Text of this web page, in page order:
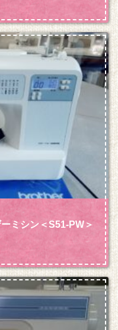
ミシン＜S51-PW＞